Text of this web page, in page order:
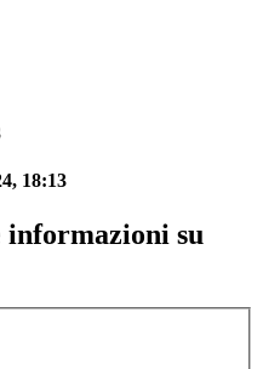
18:13
informazioni su